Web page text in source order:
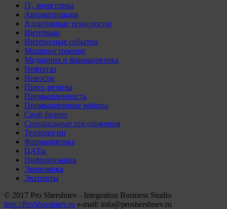
IT, энергетика
Автоматизация
Аддитивные технологии
Интервью
Интересные события
Машиностроение
Медицина и фармацевтика
Нефтегаз
Новости
Пресс-релизы
Промышленность
Промышленные роботы
Свой бизнес
Специальные предложения
Технологии
Фармацевтика
ЦАТы
Цифровизация
Экономика
Эксперты
© 2017 Pro Shershnev - Integration Business Studio
http://ProShershnev.ru e-mail: info@proshershnev.ru